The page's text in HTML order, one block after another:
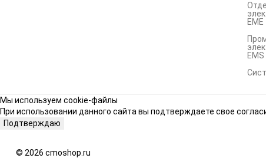
EME
EMS
Мы используем cookie-файлы
При использовании данного сайта вы подтверждаете свое
Подтверждаю
© 2026 cmoshop.ru